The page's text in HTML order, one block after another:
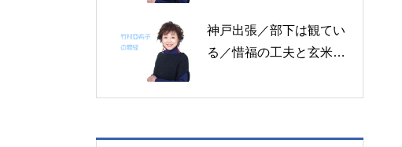
の書～1月19日～24日の
6日分の易経一日一言
神戸出張／部下は観てい
る／惜福の工夫と玄米食
の書～1月14日～18日の